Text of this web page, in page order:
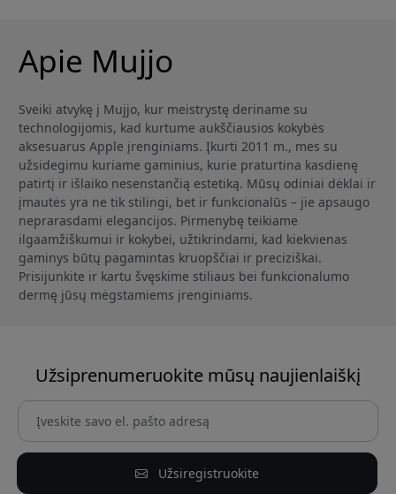
Apie Mujjo
Sveiki atvykę į Mujjo, kur meistrystę deriname su
technologijomis, kad kurtume aukščiausios kokybės
aksesuarus Apple įrenginiams. Įkurti 2011 m., mes su
užsidegimu kuriame gaminius, kurie praturtina kasdienę
patirtį ir išlaiko nesenstančią estetiką. Mūsų odiniai dėklai ir
įmautės yra ne tik stilingi, bet ir funkcionalūs – jie apsaugo
neprarasdami elegancijos. Pirmenybę teikiame
ilgaamžiškumui ir kokybei, užtikrindami, kad kiekvienas
gaminys būtų pagamintas kruopščiai ir preciziškai.
Prisijunkite ir kartu švęskime stiliaus bei funkcionalumo
dermę jūsų mėgstamiems įrenginiams.
Užsiprenumeruokite mūsų naujienlaiškį
Užsiregistruokite